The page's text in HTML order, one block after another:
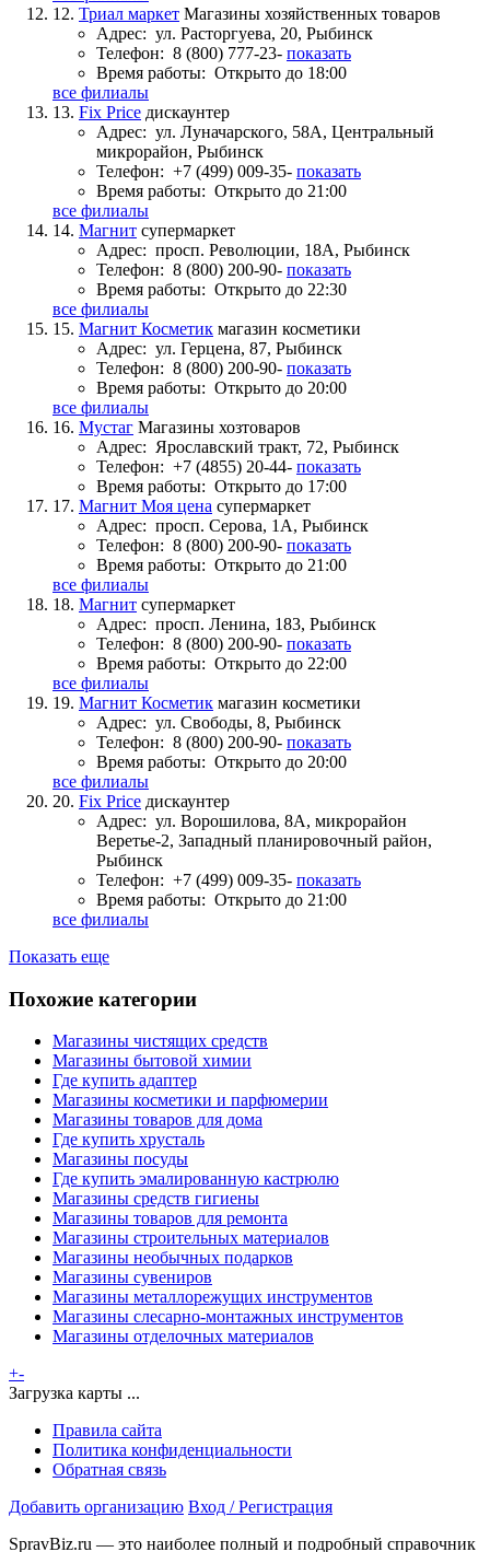
12. Триал маркет Магазины хозяйственных товаров
Адрес: ул. Расторгуева, 20, Рыбинск
Телефон: 8 (800) 777-23- показать
Время работы: Открыто до 18:00
все филиалы
13. Fix Price дискаунтер
Адрес: ул. Луначарского, 58А, Центральный
микрорайон, Рыбинск
Телефон: +7 (499) 009-35- показать
Время работы: Открыто до 21:00
все филиалы
14. Магнит супермаркет
Адрес: просп. Революции, 18А, Рыбинск
Телефон: 8 (800) 200-90- показать
Время работы: Открыто до 22:30
все филиалы
15. Магнит Косметик магазин косметики
Адрес: ул. Герцена, 87, Рыбинск
Телефон: 8 (800) 200-90- показать
Время работы: Открыто до 20:00
все филиалы
16. Мустаг Магазины хозтоваров
Адрес: Ярославский тракт, 72, Рыбинск
Телефон: +7 (4855) 20-44- показать
Время работы: Открыто до 17:00
17. Магнит Моя цена супермаркет
Адрес: просп. Серова, 1А, Рыбинск
Телефон: 8 (800) 200-90- показать
Время работы: Открыто до 21:00
все филиалы
18. Магнит супермаркет
Адрес: просп. Ленина, 183, Рыбинск
Телефон: 8 (800) 200-90- показать
Время работы: Открыто до 22:00
все филиалы
19. Магнит Косметик магазин косметики
Адрес: ул. Свободы, 8, Рыбинск
Телефон: 8 (800) 200-90- показать
Время работы: Открыто до 20:00
все филиалы
20. Fix Price дискаунтер
Адрес: ул. Ворошилова, 8А, микрорайон
Веретье-2, Западный планировочный район,
Рыбинск
Телефон: +7 (499) 009-35- показать
Время работы: Открыто до 21:00
все филиалы
Показать еще
Похожие категории
Магазины чистящих средств
Магазины бытовой химии
Где купить адаптер
Магазины косметики и парфюмерии
Магазины товаров для дома
Где купить хрусталь
Магазины посуды
Где купить эмалированную кастрюлю
Магазины средств гигиены
Магазины товаров для ремонта
Магазины строительных материалов
Магазины необычных подарков
Магазины сувениров
Магазины металлорежущих инструментов
Магазины слесарно-монтажных инструментов
Магазины отделочных материалов
+-
Загрузка карты ...
Правила сайта
Политика конфиденциальности
Обратная связь
Добавить организацию Вход / Регистрация
SpravBiz.ru — это наиболее полный и подробный справочник